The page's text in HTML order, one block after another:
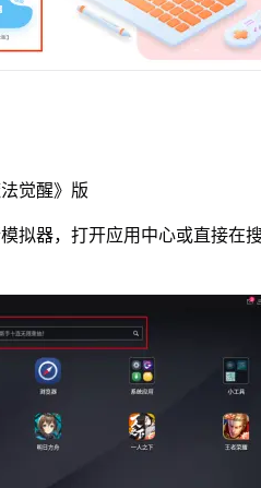
觉醒》版
拟器，打开应用中心或直接在